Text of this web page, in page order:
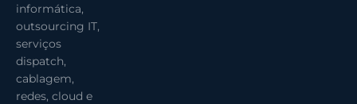
informática,
outsourcing IT,
serviços
dispatch,
cablagem,
redes, cloud e